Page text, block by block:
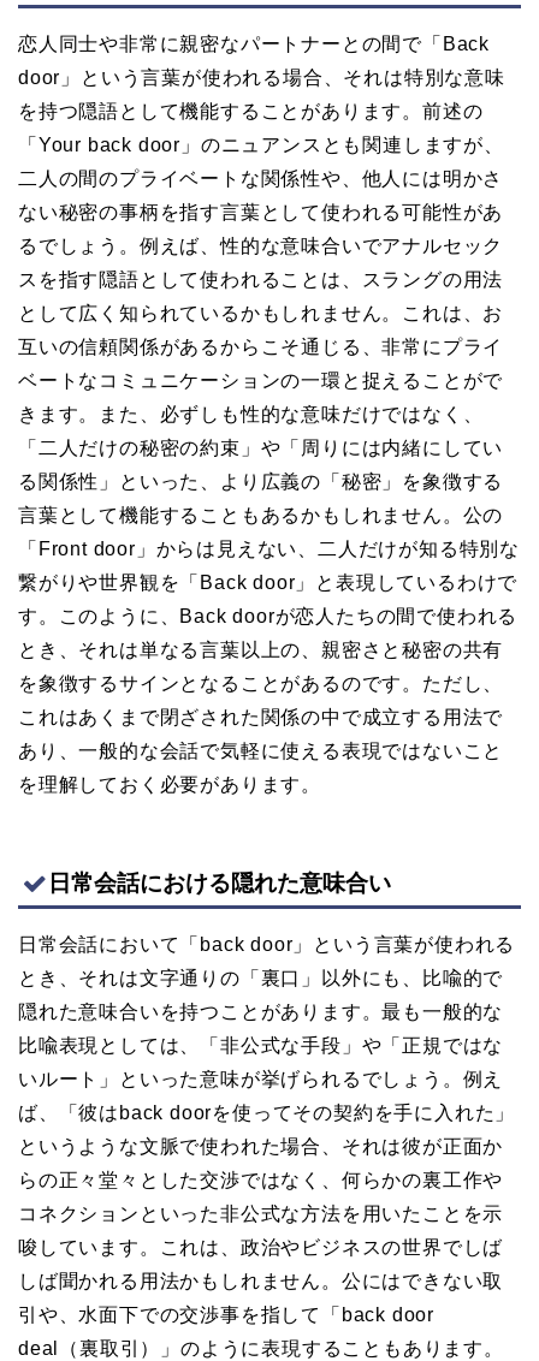
恋人同士や非常に親密なパートナーとの間で「Back
door」という言葉が使われる場合、それは特別な意味
を持つ隠語として機能することがあります。前述の
「Your back door」のニュアンスとも関連しますが、
二人の間のプライベートな関係性や、他人には明かさ
ない秘密の事柄を指す言葉として使われる可能性があ
るでしょう。例えば、性的な意味合いでアナルセック
スを指す隠語として使われることは、スラングの用法
として広く知られているかもしれません。これは、お
互いの信頼関係があるからこそ通じる、非常にプライ
ベートなコミュニケーションの一環と捉えることがで
きます。また、必ずしも性的な意味だけではなく、
「二人だけの秘密の約束」や「周りには内緒にしてい
る関係性」といった、より広義の「秘密」を象徴する
言葉として機能することもあるかもしれません。公の
「Front door」からは見えない、二人だけが知る特別な
繋がりや世界観を「Back door」と表現しているわけで
す。このように、Back doorが恋人たちの間で使われる
とき、それは単なる言葉以上の、親密さと秘密の共有
を象徴するサインとなることがあるのです。ただし、
これはあくまで閉ざされた関係の中で成立する用法で
あり、一般的な会話で気軽に使える表現ではないこと
を理解しておく必要があります。
日常会話における隠れた意味合い
日常会話において「back door」という言葉が使われる
とき、それは文字通りの「裏口」以外にも、比喩的で
隠れた意味合いを持つことがあります。最も一般的な
比喩表現としては、「非公式な手段」や「正規ではな
いルート」といった意味が挙げられるでしょう。例え
ば、「彼はback doorを使ってその契約を手に入れた」
というような文脈で使われた場合、それは彼が正面か
らの正々堂々とした交渉ではなく、何らかの裏工作や
コネクションといった非公式な方法を用いたことを示
唆しています。これは、政治やビジネスの世界でしば
しば聞かれる用法かもしれません。公にはできない取
引や、水面下での交渉事を指して「back door
deal（裏取引）」のように表現することもあります。